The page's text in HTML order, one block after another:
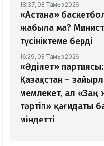
18:37, 08 Тамыз 2026
«Астана»
жабыла ма?
түсініктеме берді
16:29, 08 Тамыз 2026
«Әділет» партиясы:
Қазақстан –
мемлекет, ал «Заң
тәртіп» қағидаты
міндетті